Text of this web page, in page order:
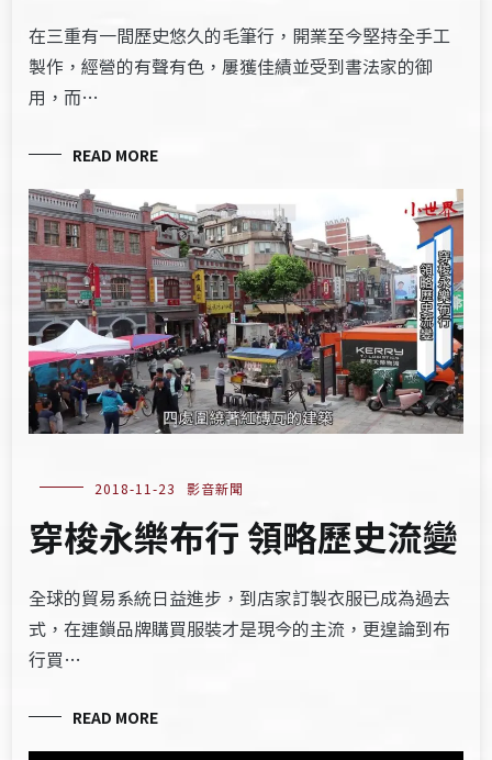
在三重有一間歷史悠久的毛筆行，開業至今堅持全手工
製作，經營的有聲有色，屢獲佳績並受到書法家的御
用，而…
READ MORE
2018-11-23 影音新聞
穿梭永樂布行 領略歷史流變
全球的貿易系統日益進步，到店家訂製衣服已成為過去
式，在連鎖品牌購買服裝才是現今的主流，更遑論到布
行買…
READ MORE